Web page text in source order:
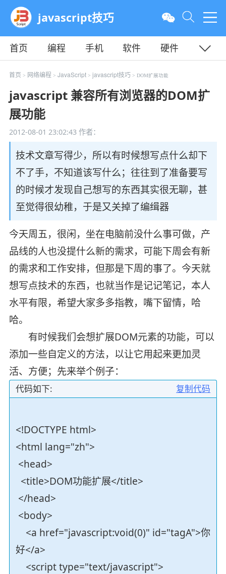
javascript技巧
首页 编程 手机 软件
硬件
教程
平面 服务器
首页 > 网络编程 > JavaScript> javascript技巧 > DOM扩展功能
javascript 兼容所有浏览器的DOM扩
展功能
2012-08-01 23:02:43作者：
技术文章写得少，所以有时候想写点什么却下
不了手，不知道该写什么；往往到了准备要写
的时候才发现自己想写的东西其实很无聊，甚
至觉得很幼稚，于是又关掉了编缉器
今天周五，很闲，坐在电脑前没什么事可做，产
品线的人也没提什么新的需求，可能下周会有新
的需求和工作安排，但那是下周的事了。今天就
想写点技术的东西，也就当作是记记笔记，本人
水平有限，希望大家多多指教，嘴下留情，哈
哈。
有时候我们会想扩展DOM元素的功能，可以
添加一些自定义的方法，以让它用起来更加灵
活、方便；先来举个例子：
复制代码
代码如下:
<!DOCTYPE html>
<html lang="zh">
<head>
<title>DOM功能扩展</title>
</head>
<body>
<a href="javascript:void(0)" id="tagA">你
好</a>
<script type="text/javascript">